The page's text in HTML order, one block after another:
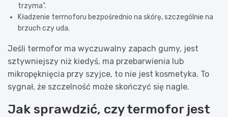
trzyma”.
Kładzenie termoforu bezpośrednio na skórę, szczególnie na
brzuch czy uda.
Jeśli termofor ma wyczuwalny zapach gumy, jest
sztywniejszy niż kiedyś, ma przebarwienia lub
mikropęknięcia przy szyjce, to nie jest kosmetyka. To
sygnał, że szczelność może skończyć się nagle.
Jak sprawdzić, czy termofor jest